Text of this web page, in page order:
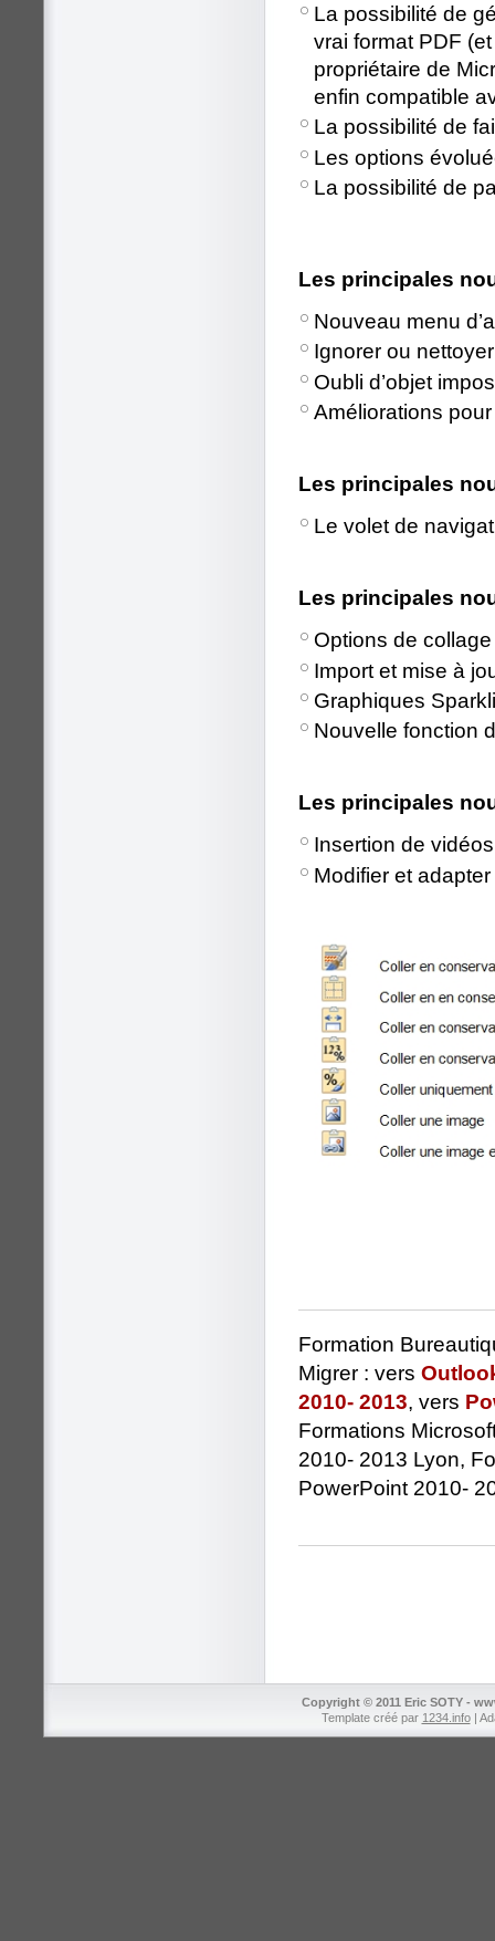
La possibilité de
vrai format PDF
propriétaire de
enfin compatible
La possibilité de
Les options
La possibilité de
Les principales
Nouveau menu
Ignorer ou
Oubli d’objet
Améliorations
Les principales
Le volet de
Les principales
Options de
Import et mise à
Graphiques
Nouvelle fonction
Les principales
Insertion de
Modifier et
Formation
Migrer : vers
2010- 2013, vers
Formations
2010- 2013 Lyon,
PowerPoint 2010-
Copyright © 2011 Eric SOTY -
Template créé par 1234.info|